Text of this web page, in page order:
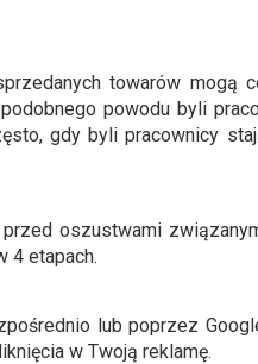
towarów mogą
powodu byli
gdy byli pracownicy
oszustwami
4 etapach.
lub poprzez
w Twoją reklamę.